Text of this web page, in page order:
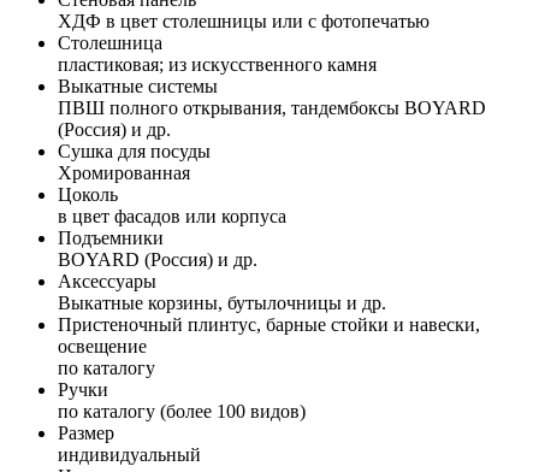
ХДФ в цвет столешницы или с фотопечатью
Столешница
пластиковая; из искусственного камня
Выкатные системы
ПВШ полного открывания, тандембоксы BOYARD
(Россия) и др.
Сушка для посуды
Хромированная
Цоколь
в цвет фасадов или корпуса
Подъемники
BOYARD (Россия) и др.
Аксессуары
Выкатные корзины, бутылочницы и др.
Пристеночный плинтус, барные стойки и навески,
освещение
по каталогу
Ручки
по каталогу (более 100 видов)
Размер
индивидуальный